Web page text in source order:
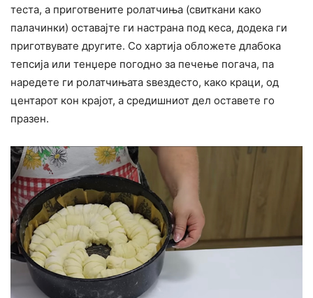
теста, а приготвените ролатчиња (свиткани како
палачинки) оставајте ги настрана под кеса, додека ги
приготвувате другите. Со хартија обложете длабока
тепсија или тенџере погодно за печење погача, па
наредете ги ролатчињата ѕвездесто, како краци, од
центарот кон крајот, а средишниот дел оставете го
празен.